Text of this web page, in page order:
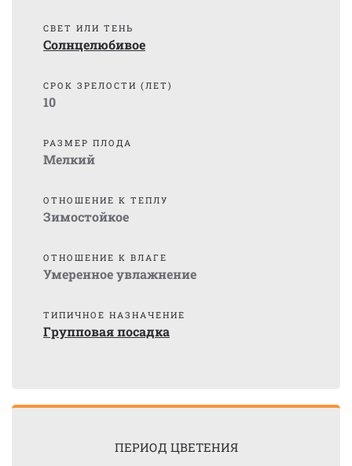
СВЕТ ИЛИ ТЕНЬ
Солнцелюбивое
СРОК ЗРЕЛОСТИ (ЛЕТ)
10
РАЗМЕР ПЛОДА
Мелкий
ОТНОШЕНИЕ К ТЕПЛУ
Зимостойкое
ОТНОШЕНИЕ К ВЛАГЕ
Умеренное увлажнение
ТИПИЧНОЕ НАЗНАЧЕНИЕ
Групповая посадка
ПЕРИОД ЦВЕТЕНИЯ